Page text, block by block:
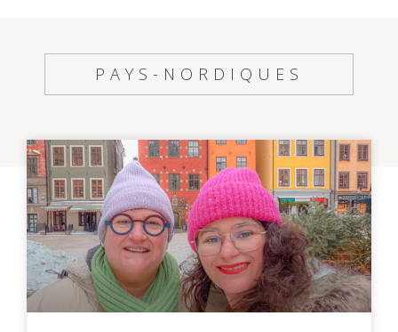
PAYS-NORDIQUES